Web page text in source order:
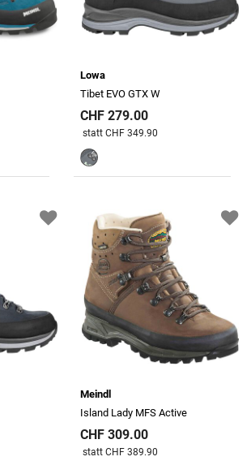
Lowa
Tibet EVO GTX W
CHF 279.00
Preis reduziert von
statt CHF 349.90
Meindl
Island Lady MFS Active
CHF 309.00
Preis reduziert von
statt CHF 389.90